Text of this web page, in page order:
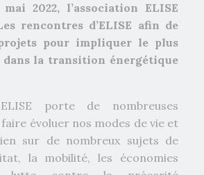
2022, l’association ELISE
rencontres d’ELISE afin de
pour impliquer le plus
dans la transition énergétique
ELISE porte de nombreuses
évoluer nos modes de vie et
sur de nombreux sujets de
la mobilité, les économies